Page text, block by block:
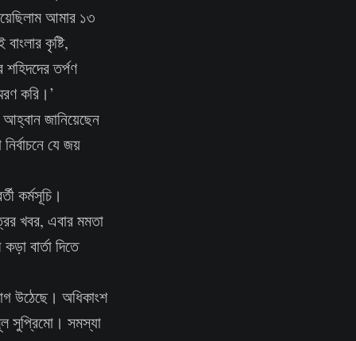
আমার ১৩
কৃষ্টি,
তর্পণ
করি।’
আহ্বান জানিয়েছেন
যে জয়
কর্মসূচি।
খবর, এবার মমতা
বার্তা দিতে
উঠেছে। অধিকাংশ
সুপ্রিমো। সমস্যা